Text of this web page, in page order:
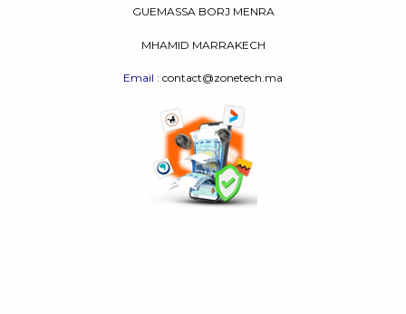
GUEMASSA BORJ MENRA
MHAMID MARRAKECH
Email : contact@zonetech.ma